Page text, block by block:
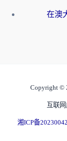
Copyright ©
互联
湘ICP备